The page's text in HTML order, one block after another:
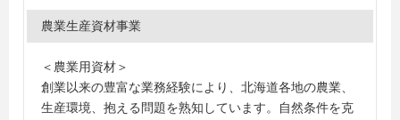
農業生産資材事業
＜農業用資材＞
創業以来の豊富な業務経験により、北海道各地の農業、
生産環境、抱える問題を熟知しています。自然条件を克